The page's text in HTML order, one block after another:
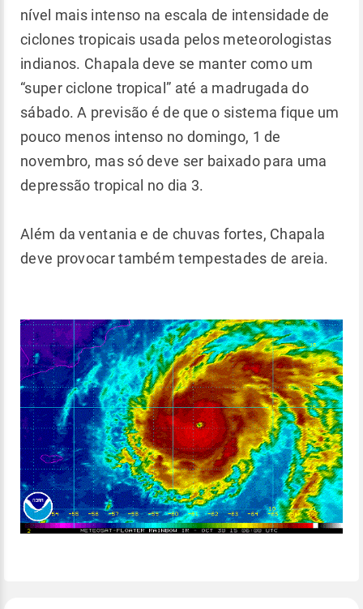
nível mais intenso na escala de intensidade de
ciclones tropicais usada pelos meteorologistas
indianos. Chapala deve se manter como um
“super ciclone tropical” até a madrugada do
sábado. A previsão é de que o sistema fique um
pouco menos intenso no domingo, 1 de
novembro, mas só deve ser baixado para uma
depressão tropical no dia 3.
Além da ventania e de chuvas fortes, Chapala
deve provocar também tempestades de areia.